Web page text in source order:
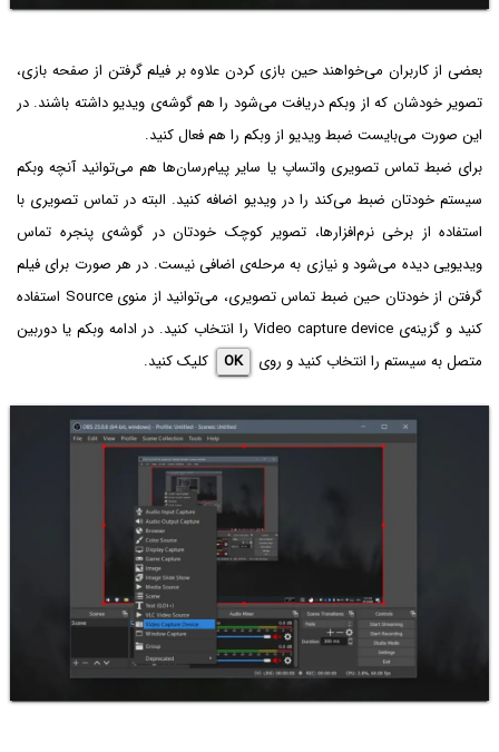
بعضی از کاربران می‌خواهند حین بازی کردن علاوه بر فیلم گرفتن از صفحه بازی،
تصویر خودشان که از وبکم دریافت می‌شود را هم گوشه‌ی ویدیو داشته باشند. در
این صورت می‌بایست ضبط ویدیو از وبکم را هم فعال کنید.
برای ضبط تماس تصویری واتساپ یا سایر پیام‌رسان‌ها هم می‌توانید آنچه وبکم
سیستم خودتان ضبط می‌کند را در ویدیو اضافه کنید. البته در تماس تصویری با
استفاده از برخی نرم‌افزارها، تصویر کوچک خودتان در گوشه‌‌ی پنجره تماس
ویدیویی دیده می‌شود و نیازی به مرحله‌ی اضافی نیست. در هر صورت برای فیلم
گرفتن از خودتان حین ضبط تماس تصویری، می‌توانید از منوی Source استفاده
کنید و گزینه‌ی Video capture device را انتخاب کنید. در ادامه وبکم یا دوربین
متصل به سیستم را انتخاب کنید و روی
OK کلیک کنید.